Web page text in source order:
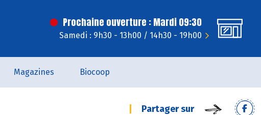
Prochaine ouverture : Mardi 09:30
Samedi : 9h30 - 13h00 / 14h30 - 19h00
Magazines Biocoop
Partager sur